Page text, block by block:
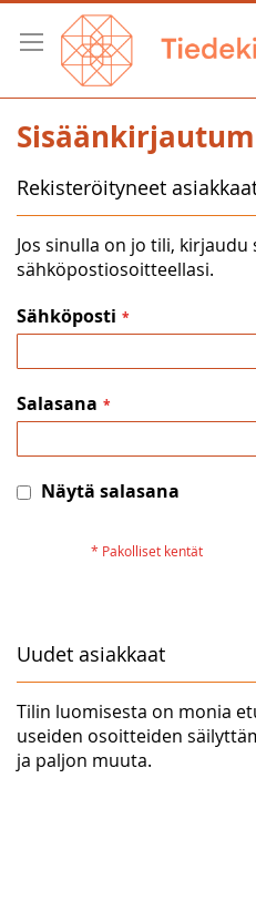
Skip
Content
Rekisteröityneet
Jos sinulla on jo tili, kirjaudu
sähköpostiosoitteellasi.
Sähköposti
Salasana
Näytä salasana
Uudet asiakkaat
Tilin luomisesta on monia
useiden osoitteiden
ja paljon muuta.